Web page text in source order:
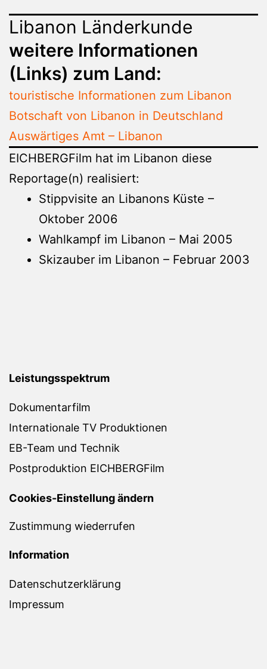
Libanon Länderkunde
weitere Informationen
(Links) zum Land:
touristische Informationen zum Libanon
Botschaft von Libanon in Deutschland
Auswärtiges Amt – Libanon
EICHBERGFilm hat im Libanon diese
Reportage(n) realisiert:
Stippvisite an Libanons Küste –
Oktober 2006
Wahlkampf im Libanon – Mai 2005
Skizauber im Libanon – Februar 2003
Leistungsspektrum
Dokumentarfilm
Internationale TV Produktionen
EB-Team und Technik
Postproduktion EICHBERGFilm
Cookies-Einstellung ändern
Zustimmung wiederrufen
Information
Datenschutzerklärung
Impressum